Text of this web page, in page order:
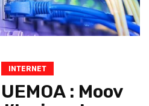
INTERNET
: Moov